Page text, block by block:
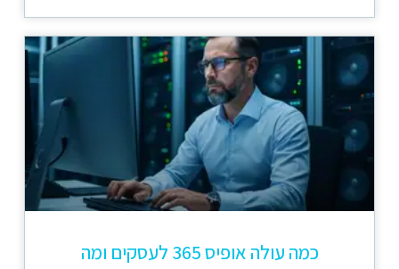
כמה עולה אופיס 365 לעסקים ומה